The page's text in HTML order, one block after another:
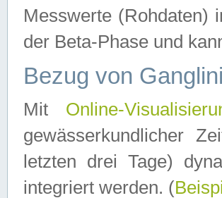
Messwerte (Rohdaten)
der Beta-Phase und
Bezug von
Mit Online-
gewässerkundlicher
letzten drei Tage)
integriert werden. (